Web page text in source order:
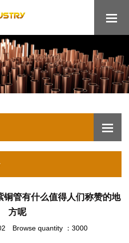
铜管有什么值得人们称赞的地
方呢
Browse quantity ：3000